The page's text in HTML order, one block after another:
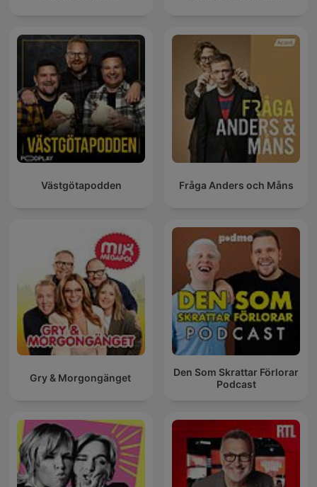
Västgötapodden Fråga Anders och Måns
Gry & Morgongänget
Den Som Skrattar Förlorar
Podcast